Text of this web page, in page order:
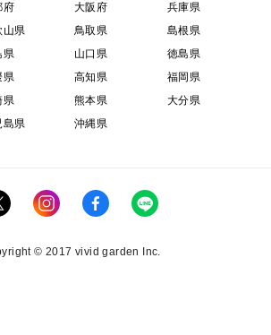
府 大阪府
兵庫県
山県 鳥取県
島根県
県 山口県
徳島県
県 高知県
福岡県
県 熊本県
大分県
島県 沖縄県
© 2017 vivid garden Inc.